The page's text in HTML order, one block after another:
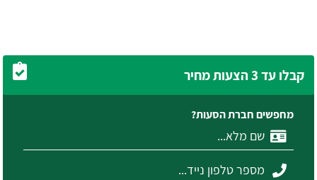
קבלו עד 3 הצעות מחיר
מחפשים חברת הסעות?